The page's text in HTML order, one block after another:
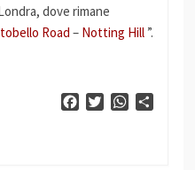
dove rimane
Road – Notting Hill”.
FacebookTwitterWhatsApp